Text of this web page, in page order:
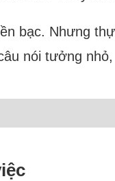
bạc. Nhưng
nói tưởng